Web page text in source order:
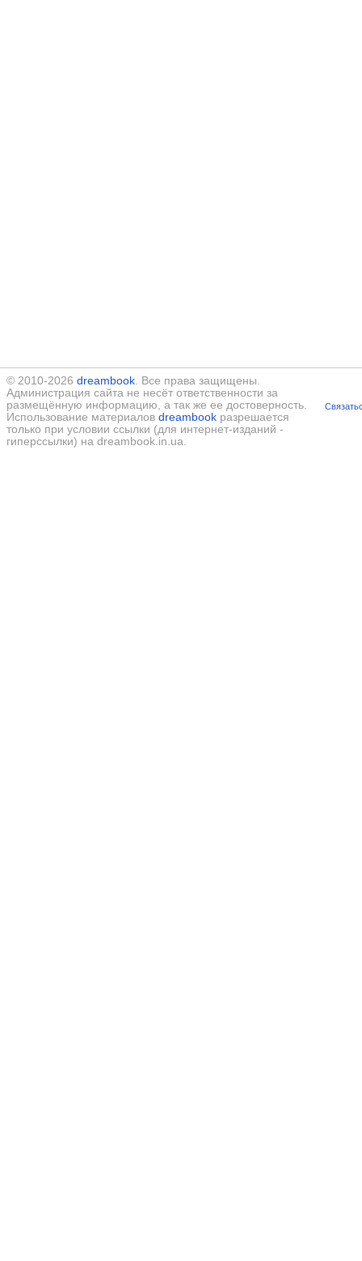
© 2010-2026 dreambook. Все права защищены.
Администрация сайта не несёт ответственности за
размещённую информацию, а так же ее достоверность.
Использование материалов dreambook разрешается
только при условии ссылки (для интернет-изданий -
гиперссылки) на dreambook.in.ua.